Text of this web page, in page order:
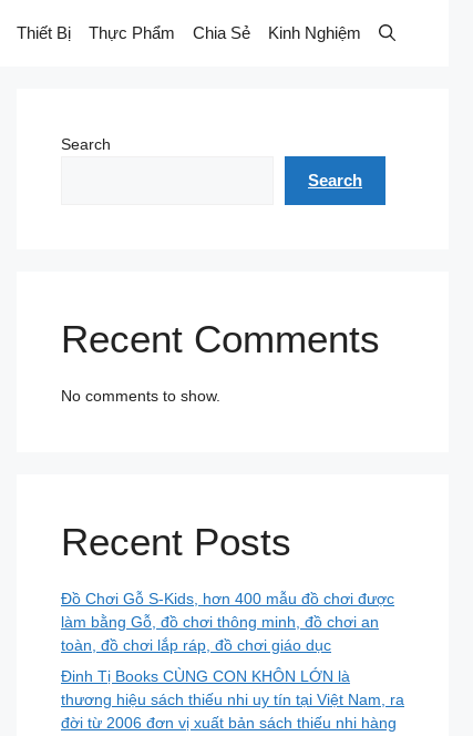
Thiết Bị Thực Phẩm Chia Sẻ Kinh Nghiệm
Search
Search
Recent Comments
No comments to show.
Recent Posts
Đồ Chơi Gỗ S-Kids, hơn 400 mẫu đồ chơi được
làm bằng Gỗ, đồ chơi thông minh, đồ chơi an
toàn, đồ chơi lắp ráp, đồ chơi giáo dục
Đinh Tị Books CÙNG CON KHÔN LỚN là
thương hiệu sách thiếu nhi uy tín tại Việt Nam, ra
đời từ 2006 đơn vị xuất bản sách thiếu nhi hàng